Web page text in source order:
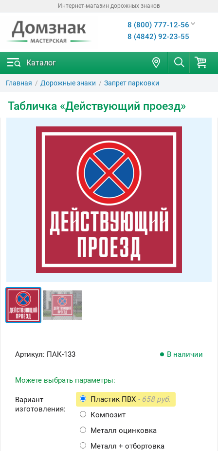
Интернет-магазин дорожных знаков
8 (800) 777-12-56
8 (4842) 92-23-55
Каталог
Главная Дорожные знаки Запрет парковки
Табличка «Действующий проезд»
Артикул: ПАК-133 В наличии
Можете выбрать параметры:
Вариант
изготовления:
Пластик ПВХ - 658 руб.
Композит
Металл оцинковка
Металл + отбортовка